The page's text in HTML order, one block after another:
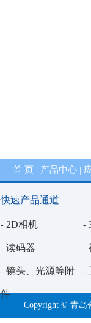
首 页 产品中心|
快速产品通道
- 2D相机 -
- 读码器 -
- 镜头、光源等附
件
-
Copyright © 青岛